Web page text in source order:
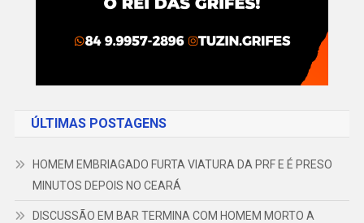
ÚLTIMAS POSTAGENS
HOMEM EMBRIAGADO FURTA VIATURA DA PRF E É PRESO
MINUTOS DEPOIS NO CEARÁ
DISCUSSÃO EM BAR TERMINA COM HOMEM MORTO A